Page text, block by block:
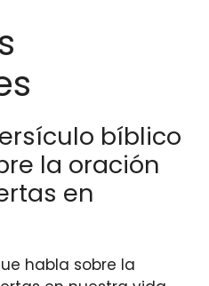
bíblico
la oración
en
habla sobre la